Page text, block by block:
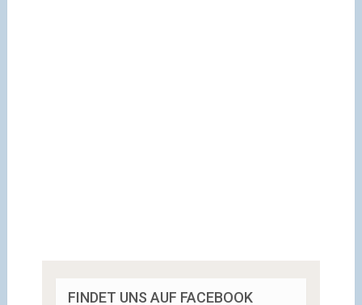
FINDET UNS AUF FACEBOOK